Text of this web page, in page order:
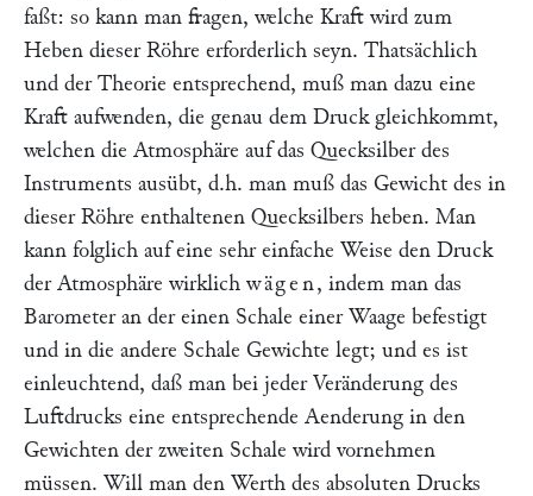
faßt: so kann man fragen, welche Kraft wird zum
Heben dieser Röhre erforderlich seyn. Thatsächlich
und der Theorie entsprechend, muß man dazu eine
Kraft aufwenden, die genau dem Druck gleichkommt,
welchen die Atmosphäre auf das Quecksilber des
Instruments ausübt, d.h. man muß das Gewicht des in
dieser Röhre enthaltenen Quecksilbers heben. Man
kann folglich auf eine sehr einfache Weise den Druck
der Atmosphäre wirklich wägen, indem man das
Barometer an der einen Schale einer Waage befestigt
und in die andere Schale Gewichte legt; und es ist
einleuchtend, daß man bei jeder Veränderung des
Luftdrucks eine entsprechende Aenderung in den
Gewichten der zweiten Schale wird vornehmen
müssen. Will man den Werth des absoluten Drucks